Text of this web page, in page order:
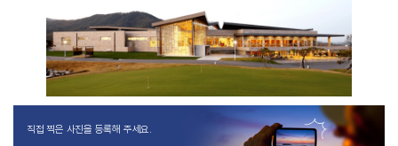
직접 찍은 사진을 등록해 주세요.